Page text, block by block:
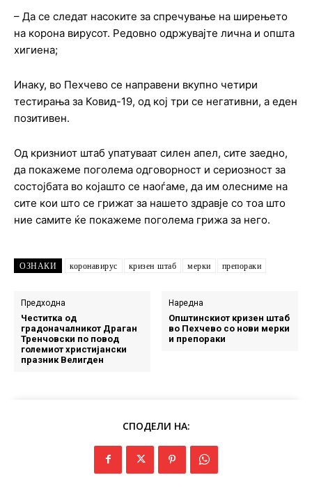
– Да се следат насоките за спречување на ширењето
на корона вирусот. Редовно одржувајте лична и општа
хигиена;
Инаку, во Пехчево се направени вкупно четири
тестирања за Ковид-19, од кој три се негативни, а еден
позитивен.
Од кризниот штаб упатуваат силен апел, сите заедно,
да покажеме поголема одговорност и сериозност за
состојбата во којашто се наоѓаме, да им олесниме на
сите кои што се грижат за нашето здравје со тоа што
ние самите ќе покажеме поголема грижа за него.
ОЗНАКИ коронавирус кризен штаб мерки препораки
Предходна
Честитка од
градоначалникот Драган
Тренчовски по повод
големиот христијански
празник Велигден
Наредна
Општинскиот кризен штаб
во Пехчево со нови мерки
и препораки
СПОДЕЛИ НА: